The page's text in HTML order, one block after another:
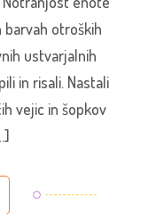
barvah otroških
ustvarjalnih
in risali. Nastali
vejic in šopkov